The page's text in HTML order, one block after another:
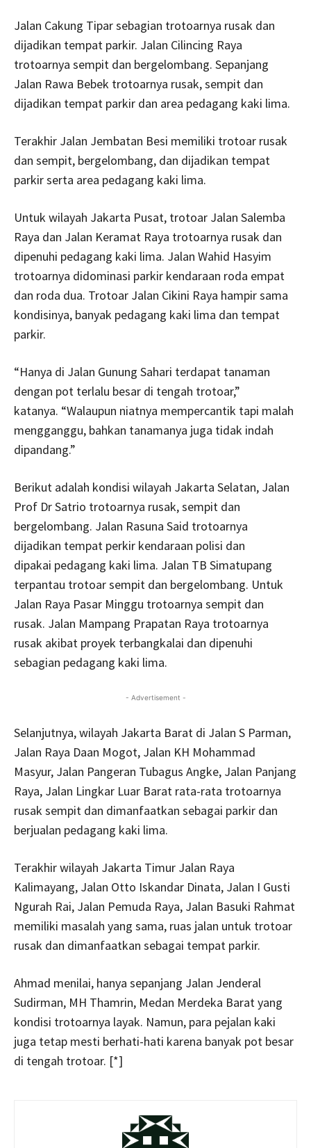
Jalan Cakung Tipar sebagian trotoarnya rusak dan
dijadikan tempat parkir. Jalan Cilincing Raya
trotoarnya sempit dan bergelombang. Sepanjang
Jalan Rawa Bebek trotoarnya rusak, sempit dan
dijadikan tempat parkir dan area pedagang kaki lima.
Terakhir Jalan Jembatan Besi memiliki trotoar rusak
dan sempit, bergelombang, dan dijadikan tempat
parkir serta area pedagang kaki lima.
Untuk wilayah Jakarta Pusat, trotoar Jalan Salemba
Raya dan Jalan Keramat Raya trotoarnya rusak dan
dipenuhi pedagang kaki lima. Jalan Wahid Hasyim
trotoarnya didominasi parkir kendaraan roda empat
dan roda dua. Trotoar Jalan Cikini Raya hampir sama
kondisinya, banyak pedagang kaki lima dan tempat
parkir.
“Hanya di Jalan Gunung Sahari terdapat tanaman
dengan pot terlalu besar di tengah trotoar,”
katanya. “Walaupun niatnya mempercantik tapi malah
mengganggu, bahkan tanamanya juga tidak indah
dipandang.”
Berikut adalah kondisi wilayah Jakarta Selatan, Jalan
Prof Dr Satrio trotoarnya rusak, sempit dan
bergelombang. Jalan Rasuna Said trotoarnya
dijadikan tempat perkir kendaraan polisi dan
dipakai pedagang kaki lima. Jalan TB Simatupang
terpantau trotoar sempit dan bergelombang. Untuk
Jalan Raya Pasar Minggu trotoarnya sempit dan
rusak. Jalan Mampang Prapatan Raya trotoarnya
rusak akibat proyek terbangkalai dan dipenuhi
sebagian pedagang kaki lima.
- Advertisement -
Selanjutnya, wilayah Jakarta Barat di Jalan S Parman,
Jalan Raya Daan Mogot, Jalan KH Mohammad
Masyur, Jalan Pangeran Tubagus Angke, Jalan Panjang
Raya, Jalan Lingkar Luar Barat rata-rata trotoarnya
rusak sempit dan dimanfaatkan sebagai parkir dan
berjualan pedagang kaki lima.
Terakhir wilayah Jakarta Timur Jalan Raya
Kalimayang, Jalan Otto Iskandar Dinata, Jalan I Gusti
Ngurah Rai, Jalan Pemuda Raya, Jalan Basuki Rahmat
memiliki masalah yang sama, ruas jalan untuk trotoar
rusak dan dimanfaatkan sebagai tempat parkir.
Ahmad menilai, hanya sepanjang Jalan Jenderal
Sudirman, MH Thamrin, Medan Merdeka Barat yang
kondisi trotoarnya layak. Namun, para pejalan kaki
juga tetap mesti berhati-hati karena banyak pot besar
di tengah trotoar. [*]